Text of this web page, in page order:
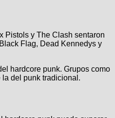
Pistols y The Clash sentaron
Flag, Dead Kennedys y
hardcore punk. Grupos como
del punk tradicional.